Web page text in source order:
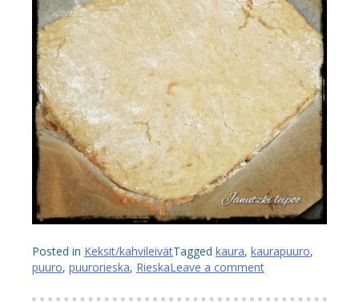
Posted in Keksit/kahvileivätTagged kaura, kaurapuuro,
puuro, puurorieska, RieskaLeave a comment